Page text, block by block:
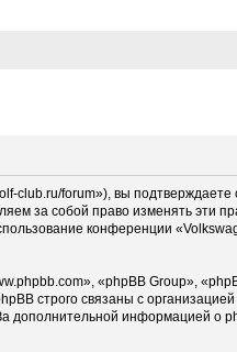
forum»), вы подтверждаете
за собой право изменять эти
конференции
«phpBB Group»,
строго связаны с
дополнительной информацией о